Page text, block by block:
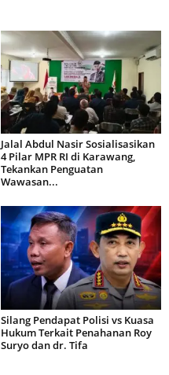
Jalal Abdul Nasir Sosialisasikan
4 Pilar MPR RI di Karawang,
Tekankan Penguatan
Wawasan...
Silang Pendapat Polisi vs Kuasa
Hukum Terkait Penahanan Roy
Suryo dan dr. Tifa